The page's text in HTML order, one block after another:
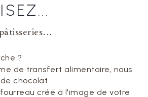
?
de transfert alimentaire, nous
chocolat.
fourreau créé à l'image de votre